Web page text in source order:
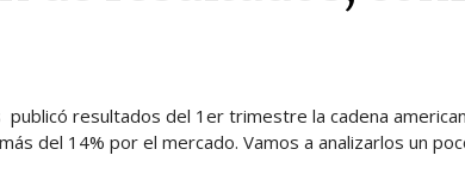
resultados del 1er trimestre la cadena
del 14% por el mercado. Vamos a analizarlos un